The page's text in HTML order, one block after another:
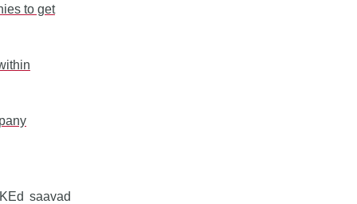
to get
saavad